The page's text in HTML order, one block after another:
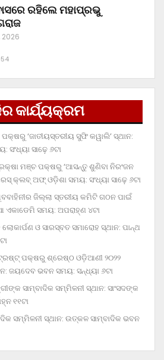
ରହିଲେ ମହାପ୍ରଭୁ
2026
କାର୍ଯ୍ୟକ୍ରମ
‘ଜାତୀୟସ୍ତରୀୟ ସୁଫି କୱାଲି’ ସ୍ଥାନ:
ସାଢ଼େ ୬ଟା
ମଞ୍ଚ ପକ୍ଷରୁ ‘ଆସନ୍ତୁ ଶୁଣିବା ନିରଂଜନ
କ୍ଲବ୍‌ ଅଫ୍‌ ଓଡ଼ିଶା ସମୟ: ସଂଧ୍ୟା ସାଢ଼େ ୬ଟା
ଜିଲ୍ଲା ସ୍ତରୀୟ କମିଟି ଗଠନ ପାଇଁ
ଏକାଡେମି ସମୟ: ଅପରାହ୍‌ଣ ୪ଟା
ଓ ସାରସ୍ବତ ସମାରୋହ ସ୍ଥାନ: ପାନ୍ଥ
ପକ୍ଷରୁ ଶ୍ରେଷ୍ଠ ଓଡ଼ିଆଣୀ ୨୦୨୨
ଜୟଦେବ ଭବନ ସମୟ: ସନ୍ଧ୍ୟା ୬ଟା
ସାମ୍ବାଦିକ ସମ୍ମିଳନୀ ସ୍ଥାନ: ସାଂସଦଙ୍କ
୧୧ଟା
ସମ୍ମିଳନୀ ସ୍ଥାନ: ଉତ୍କଳ ସାମ୍ବାଦିକ ଭବନ